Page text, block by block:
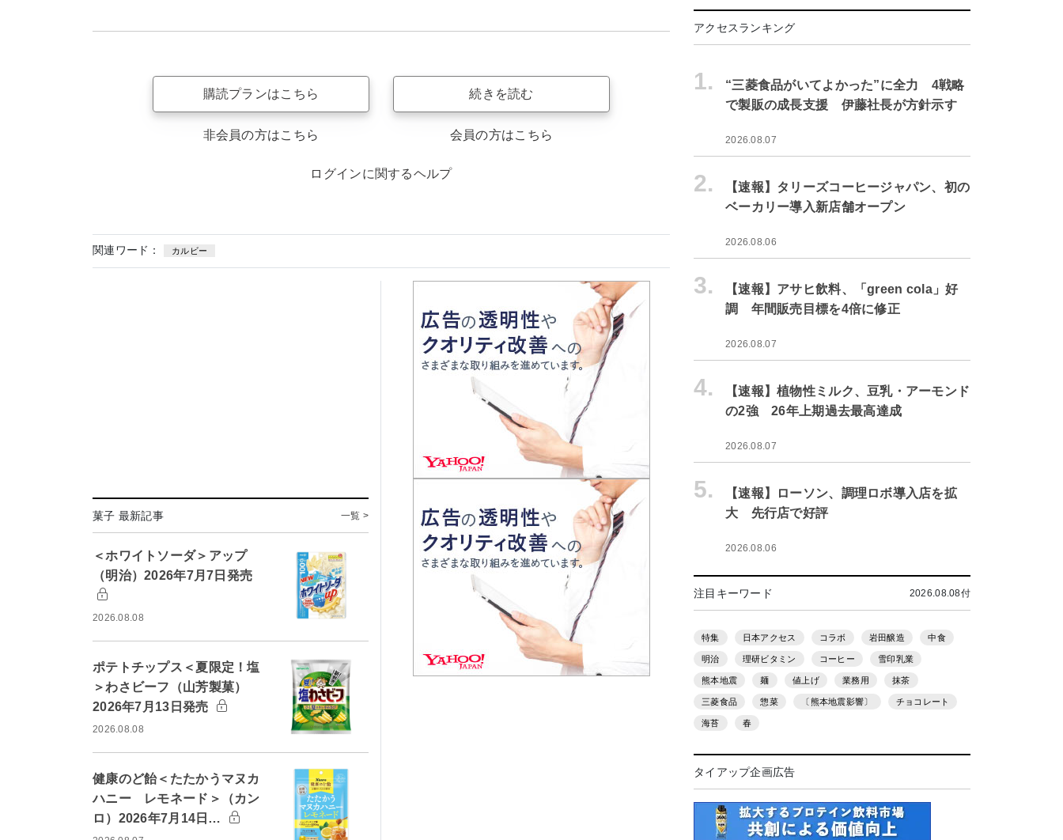
購読プランはこちら
非会員の方はこちら
続きを読む
会員の方はこちら
ログインに関するヘルプ
関連ワード： カルビー
菓子 最新記事 一覧 >
＜ホワイトソーダ＞アップ
（明治）2026年7月7日発売
2026.08.08
ポテトチップス＜夏限定！塩
＞わさビーフ（山芳製菓）
2026年7月13日発売
2026.08.08
健康のど飴＜たたかうマヌカ
ハニー レモネード＞（カン
ロ）2026年7月14日…
アクセスランキング
1.
“三菱食品がいてよかった”に全力 4戦略
で製販の成長支援 伊藤社長が方針示す
2026.08.07
2.
【速報】タリーズコーヒージャパン、初の
ベーカリー導入新店舗オープン
2026.08.06
3.
【速報】アサヒ飲料、「green cola」好
調 年間販売目標を4倍に修正
2026.08.07
4.
【速報】植物性ミルク、豆乳・アーモンド
の2強 26年上期過去最高達成
2026.08.07
5.
【速報】ローソン、調理ロボ導入店を拡
大 先行店で好評
2026.08.06
注目キーワード 2026.08.08付
特集 日本アクセス コラボ 岩田醸造 中食
明治 理研ビタミン コーヒー 雪印乳業
熊本地震 麺 値上げ 業務用 抹茶
三菱食品 惣菜 〔熊本地震影響〕 チョコレート
海苔 春
タイアップ企画広告